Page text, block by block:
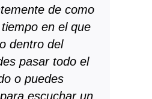
de como
en el que
dentro del
pasar todo el
o puedes
escuchar un